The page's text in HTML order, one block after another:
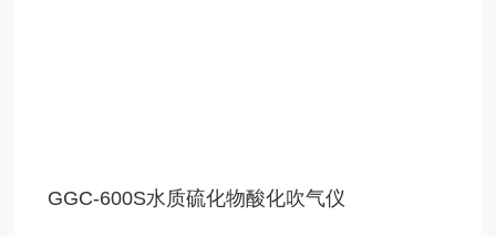
GGC-600S水质硫化物酸化吹气仪